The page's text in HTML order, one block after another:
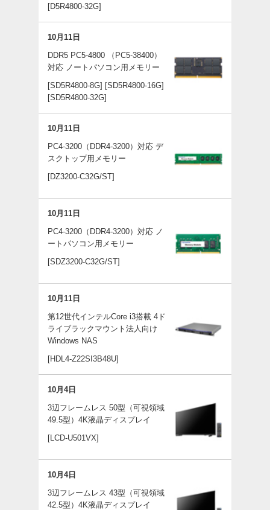
[D5R4800-32G]
10月11日
DDR5 PC5-4800 （PC5-38400）
対応 ノートパソコン用メモリー
[SD5R4800-8G] [SD5R4800-16G]
[SD5R4800-32G]
10月11日
PC4-3200（DDR4-3200）対応 デ
スクトップ用メモリー
[DZ3200-C32G/ST]
10月11日
PC4-3200（DDR4-3200）対応 ノ
ートパソコン用メモリー
[SDZ3200-C32G/ST]
10月11日
第12世代インテルCore i3搭載 4ド
ライブラックマウント法人向け
Windows NAS
[HDL4-Z22SI3B48U]
10月4日
3辺フレームレス 50型（可視領域
49.5型）4K液晶ディスプレイ
[LCD-U501VX]
10月4日
3辺フレームレス 43型（可視領域
42.5型）4K液晶ディスプレイ